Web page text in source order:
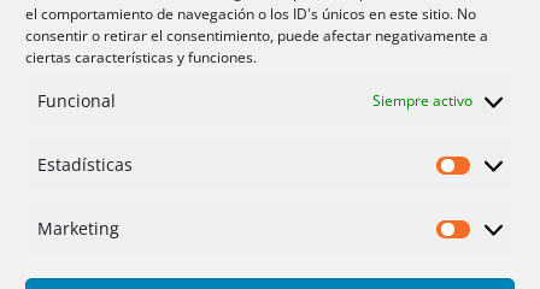
el comportamiento de navegación o los ID's únicos en este sitio. No
consentir o retirar el consentimiento, puede afectar negativamente a
ciertas características y funciones.
Funcional Siempre activo
Estadísticas
Marketing
Privacidad